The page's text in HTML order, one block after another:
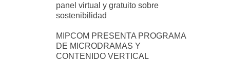
panel virtual y gratuito sobre
sostenibilidad
MIPCOM PRESENTA PROGRAMA
DE MICRODRAMAS Y
CONTENIDO VERTICAL